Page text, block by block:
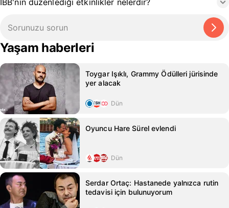
İBB'nin düzenlediği etkinlikler nelerdir?
Yaşam haberleri
Toygar Işıklı, Grammy Ödülleri jürisinde
yer alacak
Dün
Oyuncu Hare Sürel evlendi
Dün
Serdar Ortaç: Hastanede yalnızca rutin
tedavisi için bulunuyorum